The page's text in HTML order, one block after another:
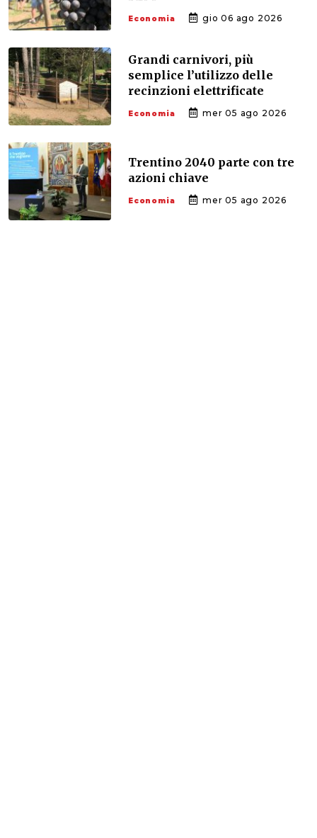
Economia gio 06 ago 2026
Grandi carnivori, più
semplice l’utilizzo delle
recinzioni elettrificate
Economia mer 05 ago 2026
Trentino 2040 parte con tre
azioni chiave
Economia mer 05 ago 2026